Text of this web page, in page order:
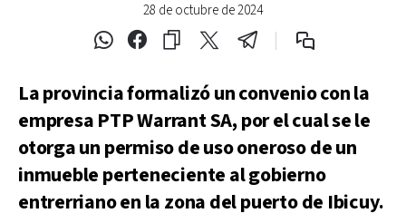
28 de octubre de 2024
La provincia formalizó un convenio con la
empresa PTP Warrant SA, por el cual se le
otorga un permiso de uso oneroso de un
inmueble perteneciente al gobierno
entrerriano en la zona del puerto de Ibicuy.